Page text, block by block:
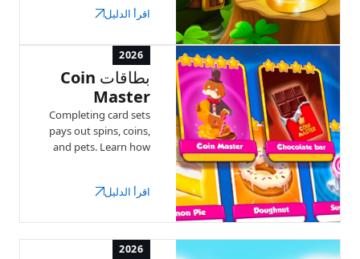
bonuses. Here's how
works.
اقرأ الدليل
2026
بطاقات Coin
Master
Completing card sets
pays out spins, coins,
and pets. Learn how
card.
اقرأ الدليل
2026